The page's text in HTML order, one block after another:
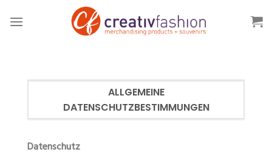
ALLGEMEINE
DATENSCHUTZBESTIMMUNGEN
Datenschutz